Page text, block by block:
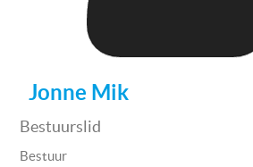
Jonne Mik
Bestuurslid
Bestuur